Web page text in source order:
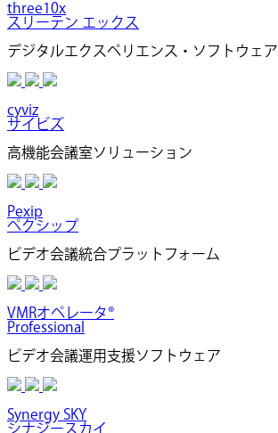
three10x
スリーテン エックス
デジタルエクスペリエンス・ソフトウェア
cyviz
サイビズ
高機能会議室ソリューション
Pexip
ペクシップ
ビデオ会議統合プラットフォーム
VMRオペレータ®
Professional
ビデオ会議運用支援ソフトウェア
Synergy SKY
シナジースカイ